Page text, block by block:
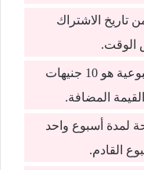
7 أيام تبدأ من تاريخ الاشتراك
الوقت.
سعر الاشتراك في الحزمة الأسبوعية هو 10 جنيهات
صالحة لمدة أسبوع واحد
القادم.